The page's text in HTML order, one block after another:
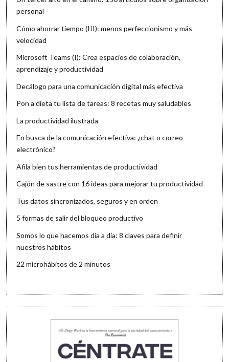
personal
Cómo ahorrar tiempo (III): menos perfeccionismo y más
velocidad
Microsoft Teams (I): Crea espacios de colaboración,
aprendizaje y productividad
Decálogo para una comunicación digital más efectiva
Pon a dieta tu lista de tareas: 8 recetas muy saludables
La productividad ilustrada
En busca de la comunicación efectiva: ¿chat o correo
electrónico?
Afila bien tus herramientas de productividad
Cajón de sastre con 16 ideas para mejorar tu productividad
Tus datos sincronizados, seguros y en orden
5 formas de salir del bloqueo productivo
Somos lo que hacemos día a día: 8 claves para definir
nuestros hábitos
22 microhábitos de 2 minutos